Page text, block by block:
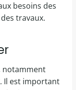
besoins des
travaux.
notamment
Il est important